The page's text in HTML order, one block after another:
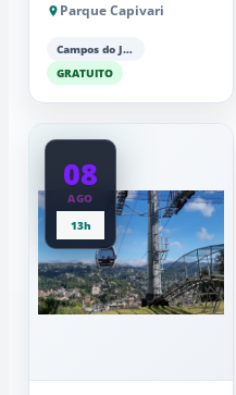
Parque Capivari
Campos do Jordão
GRATUITO
08
AGO
13h